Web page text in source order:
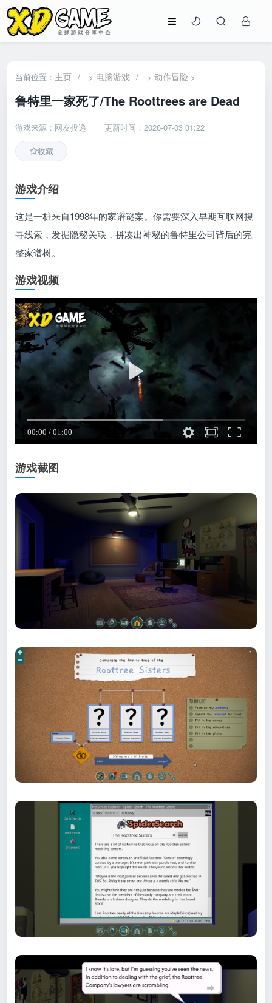
当前位置： 主页 / > 电脑游戏 / >动作冒险 >
鲁特里一家死了/The Roottrees are Dead
游戏来源：网友投递 更新时间：2026-07-03 01:22
收藏
游戏介绍
这是一桩来自1998年的家谱谜案。你需要深入早期互联网搜
寻线索，发掘隐秘关联，拼凑出神秘的鲁特里公司背后的完
整家谱树。
游戏视频
游戏截图